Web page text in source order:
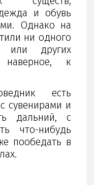
и обувь
Однако на
ни одного
или других
наверное, к
есть
сувенирами и
дальний, с
что-нибудь
пообедать в